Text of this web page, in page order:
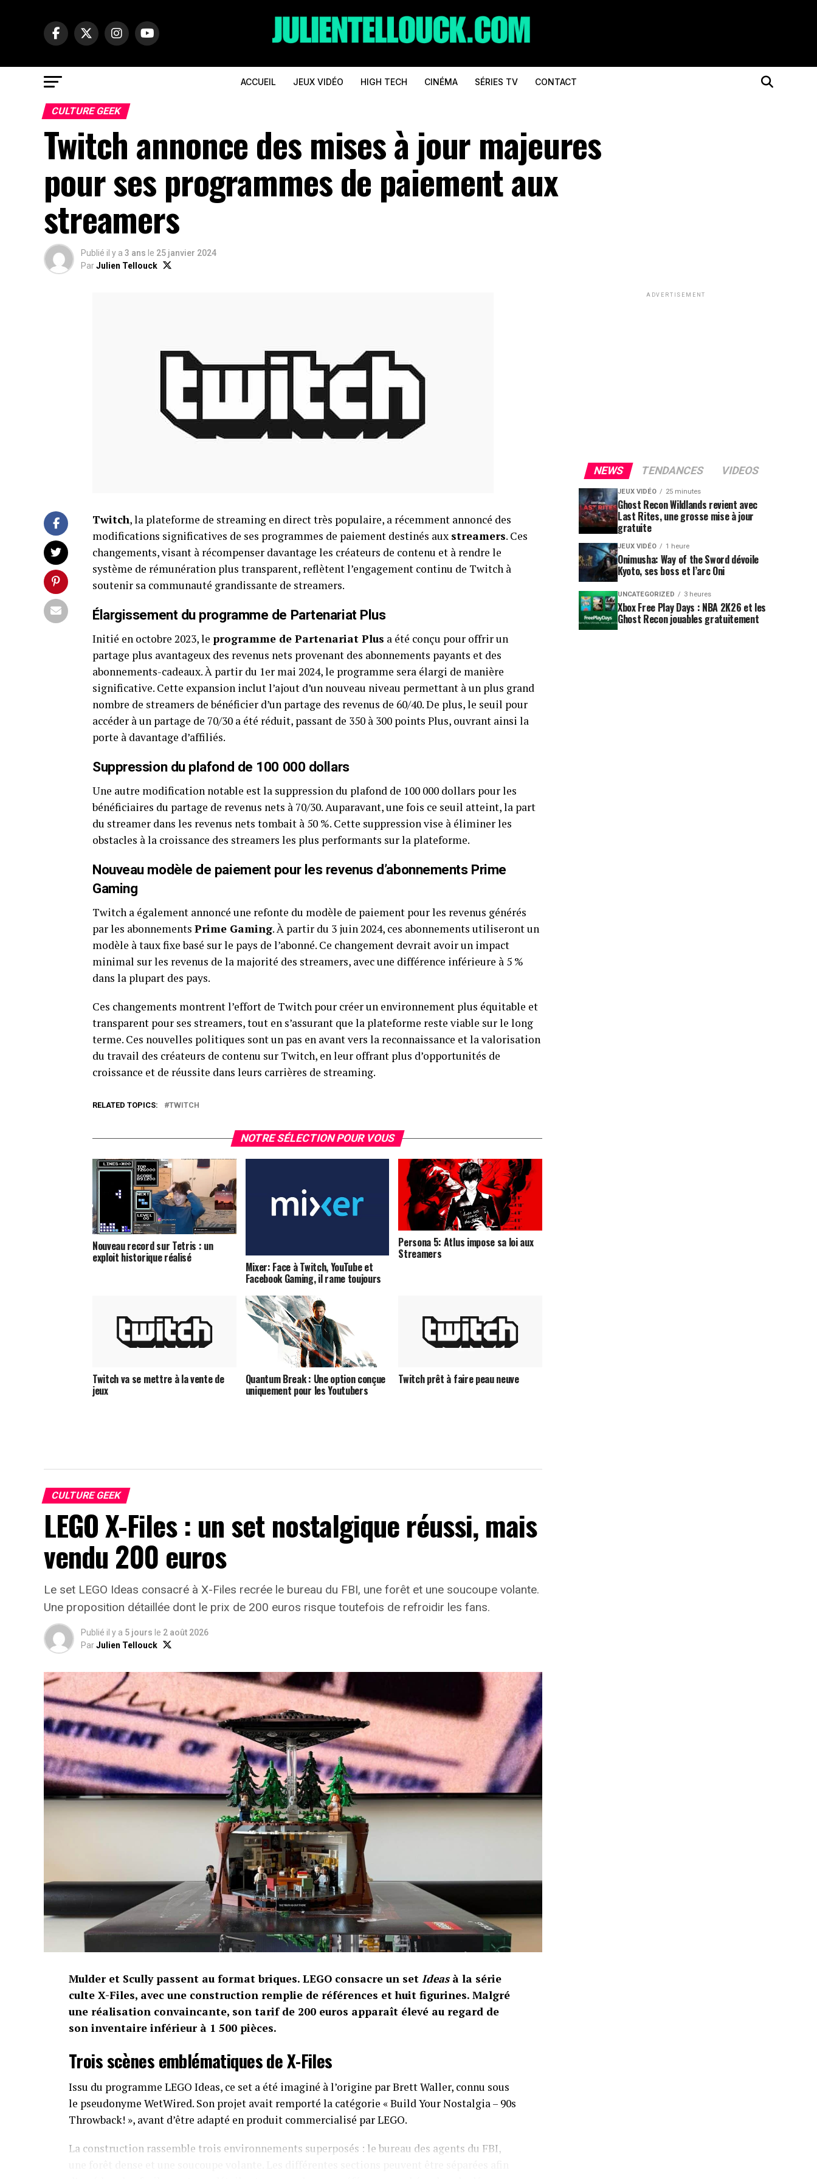
ACCUEIL JEUX VIDÉO HIGH TECH CINÉMA SÉRIES TV CONTACT
CULTURE GEEK
Twitch annonce des mises à jour majeures
pour ses programmes de paiement aux
streamers
Publié il y a 3 ans le 25 janvier 2024
ParJulien Tellouck
Twitch, la plateforme de streaming en direct très populaire, a récemment annoncé des
modifications significatives de ses programmes de paiement destinés aux streamers. Ces
changements, visant à récompenser davantage les créateurs de contenu et à rendre le
système de rémunération plus transparent, reflètent l’engagement continu de Twitch à
soutenir sa communauté grandissante de streamers.
Élargissement du programme de Partenariat Plus
Initié en octobre 2023, le programme de Partenariat Plus a été conçu pour offrir un
partage plus avantageux des revenus nets provenant des abonnements payants et des
abonnements-cadeaux. À partir du 1er mai 2024, le programme sera élargi de manière
significative. Cette expansion inclut l’ajout d’un nouveau niveau permettant à un plus grand
nombre de streamers de bénéficier d’un partage des revenus de 60/40. De plus, le seuil pour
accéder à un partage de 70/30 a été réduit, passant de 350 à 300 points Plus, ouvrant ainsi la
porte à davantage d’affiliés.
Suppression du plafond de 100 000 dollars
Une autre modification notable est la suppression du plafond de 100 000 dollars pour les
bénéficiaires du partage de revenus nets à 70/30. Auparavant, une fois ce seuil atteint, la part
du streamer dans les revenus nets tombait à 50 %. Cette suppression vise à éliminer les
obstacles à la croissance des streamers les plus performants sur la plateforme.
Nouveau modèle de paiement pour les revenus d’abonnements Prime
Gaming
Twitch a également annoncé une refonte du modèle de paiement pour les revenus générés
par les abonnements Prime Gaming. À partir du 3 juin 2024, ces abonnements utiliseront un
modèle à taux fixe basé sur le pays de l’abonné. Ce changement devrait avoir un impact
minimal sur les revenus de la majorité des streamers, avec une différence inférieure à 5 %
dans la plupart des pays.
Ces changements montrent l’effort de Twitch pour créer un environnement plus équitable et
transparent pour ses streamers, tout en s’assurant que la plateforme reste viable sur le long
terme. Ces nouvelles politiques sont un pas en avant vers la reconnaissance et la valorisation
du travail des créateurs de contenu sur Twitch, en leur offrant plus d’opportunités de
croissance et de réussite dans leurs carrières de streaming.
RELATED TOPICS: TWITCH
NOTRE SÉLECTION POUR VOUS
Nouveau record sur Tetris : un
exploit historique réalisé
Mixer: Face à Twitch, YouTube et
Facebook Gaming, il rame toujours
Persona 5: Atlus impose sa loi aux
Streamers
Twitch va se mettre à la vente de
jeux
Quantum Break : Une option conçue
uniquement pour les Youtubers
Twitch prêt à faire peau neuve
CULTURE GEEK
LEGO X-Files : un set nostalgique réussi, mais
vendu 200 euros
Le set LEGO Ideas consacré à X-Files recrée le bureau du FBI, une forêt et une soucoupe volante.
Une proposition détaillée dont le prix de 200 euros risque toutefois de refroidir les fans.
Publié il y a 5 jours le 2 août 2026
ParJulien Tellouck
Mulder et Scully passent au format briques. LEGO consacre un set Ideasà la série
culte X-Files, avec une construction remplie de références et huit figurines. Malgré
une réalisation convaincante, son tarif de 200 euros apparaît élevé au regard de
son inventaire inférieur à 1 500 pièces.
Trois scènes emblématiques de X-Files
Issu du programme LEGO Ideas, ce set a été imaginé à l’origine par Brett Waller, connu sous
le pseudonyme WetWired. Son projet avait remporté la catégorie « Build Your Nostalgia – 90s
Throwback! », avant d’être adapté en produit commercialisé par LEGO.
La construction rassemble trois environnements superposés : le bureau des agents du FBI,
ADVERTISEMENT
NEWS TENDANCES VIDEOS
JEUX VIDÉO 25 minutes
Ghost Recon Wildlands revient avec
Last Rites, une grosse mise à jour
gratuite
JEUX VIDÉO 1 heure
Onimusha: Way of the Sword dévoile
Kyoto, ses boss et l’arc Oni
UNCATEGORIZED 3 heures
Xbox Free Play Days : NBA 2K26 et les
Ghost Recon jouables gratuitement